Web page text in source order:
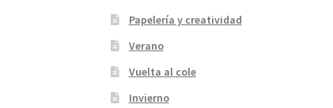
Papelería y creatividad
Verano
Vuelta al cole
Invierno